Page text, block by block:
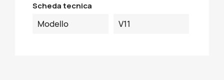
Scheda tecnica
Modello V11